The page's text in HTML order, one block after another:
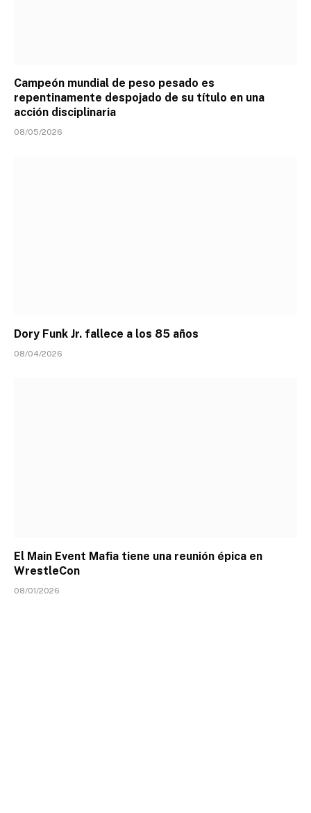
Campeón mundial de peso pesado es
repentinamente despojado de su título en una
acción disciplinaria
08/05/2026
Dory Funk Jr. fallece a los 85 años
08/04/2026
El Main Event Mafia tiene una reunión épica en
WrestleCon
08/01/2026